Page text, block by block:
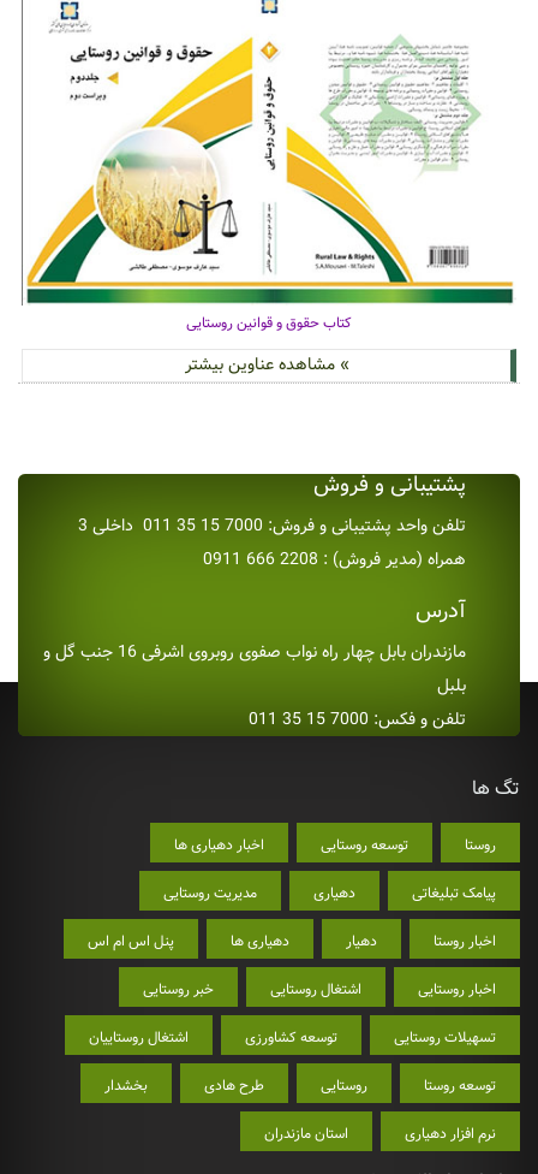
کتاب حقوق و قوانین روستایی
» مشاهده عناوین بیشتر
پشتیبانی و فروش
تلفن واحد پشتیبانی و فروش: 7000 15 35 011 داخلی 3
همراه (مدیر فروش) : 2208 666 0911
آدرس
مازندران بابل چهار راه نواب صفوی روبروی اشرفی 16 جنب گل و
بلبل
تلفن و فکس: 7000 15 35 011
تگ ها
روستا توسعه روستایی اخبار دهیاری ها
پیامک تبلیغاتی دهیاری مدیریت روستایی
اخبار روستا دهیار دهیاری ها پنل اس ام اس
اخبار روستایی اشتغال روستایی خبر روستایی
تسهیلات روستایی توسعه کشاورزی اشتغال روستاییان
توسعه روستا روستایی طرح هادی بخشدار
نرم افزار دهیاری استان مازندران